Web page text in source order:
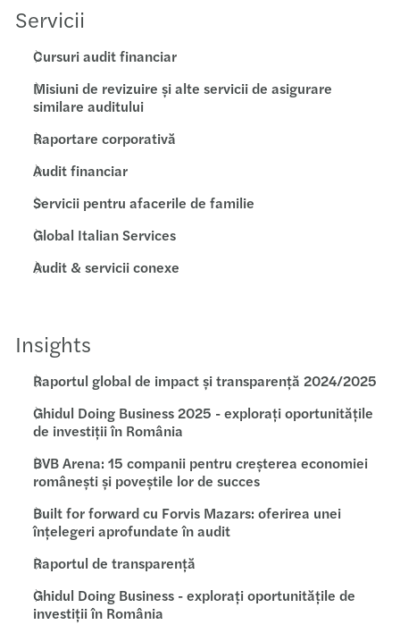
Servicii
Cursuri audit financiar
Misiuni de revizuire și alte servicii de asigurare
similare auditului
Raportare corporativă
Audit financiar
Servicii pentru afacerile de familie
Global Italian Services
Audit & servicii conexe
Insights
Raportul global de impact și transparență 2024/2025
Ghidul Doing Business 2025 - explorați oportunitățile
de investiții în România
BVB Arena: 15 companii pentru creșterea economiei
românești și poveștile lor de succes
Built for forward cu Forvis Mazars: oferirea unei
înțelegeri aprofundate în audit
Raportul de transparență
Ghidul Doing Business - explorați oportunitățile de
investiții în România